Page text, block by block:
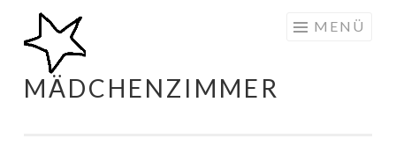
Zum
Inhalt
springen
MÄDCHENZIMMER
MENÜ